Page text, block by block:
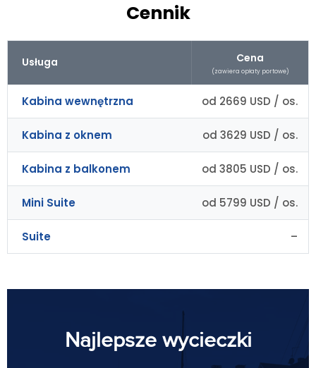
Cennik
Usługa Cena
(zawiera opłaty portowe)
Kabina wewnętrzna od 2669 USD / os.
Kabina z oknem od 3629 USD / os.
Kabina z balkonem od 3805 USD / os.
Mini Suite od 5799 USD / os.
Suite –
Najlepsze wycieczki